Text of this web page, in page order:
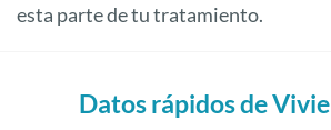
esta parte de tu tratamiento.
Datos rápidos de